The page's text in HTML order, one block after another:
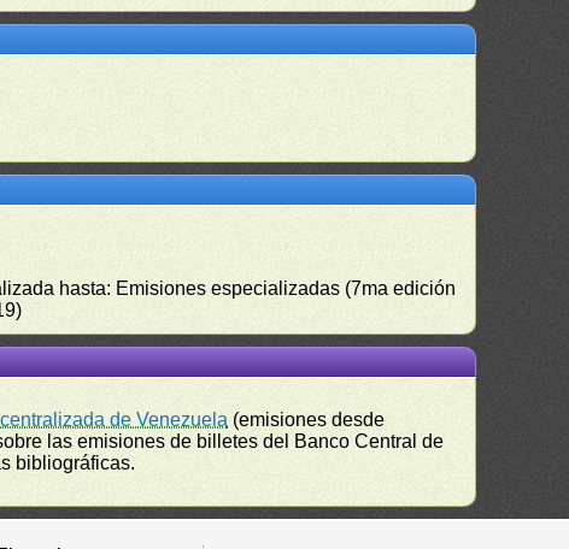
hasta: Emisiones especializadas (7ma edición
de Venezuela (emisiones desde
las emisiones de billetes del Banco Central de
bibliográficas.